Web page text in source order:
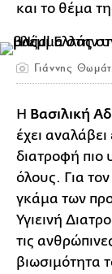
και το θέμα
Γιάννης
Η Βασιλική
έχει
διατροφή πιο
όλους. Για
γκάμα των
Υγιεινή
τις
βιωσιμότητα